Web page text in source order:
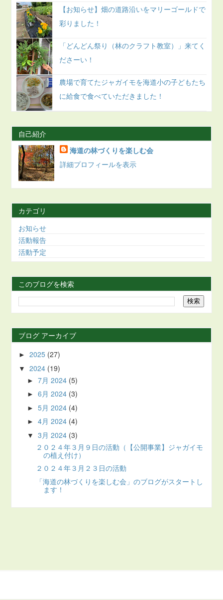
【お知らせ】畑の道路沿いをマリーゴールドで
彩りました！
「どんどん祭り（林のクラフト教室）」来てく
ださーい！
農場で育てたジャガイモを海道小の子どもたち
に給食で食べていただきました！
自己紹介
海道の林づくりを楽しむ会
詳細プロフィールを表示
カテゴリ
お知らせ
活動報告
活動予定
このブログを検索
ブログ アーカイブ
►2025 (27)
▼2024 (19)
►7月 2024 (5)
►6月 2024 (3)
►5月 2024 (4)
►4月 2024 (4)
▼3月 2024 (3)
２０２４年３月９日の活動（【公開事業】ジャガイモ
の植え付け）
２０２４年３月２３日の活動
「海道の林づくりを楽しむ会」のブログがスタートし
ます！